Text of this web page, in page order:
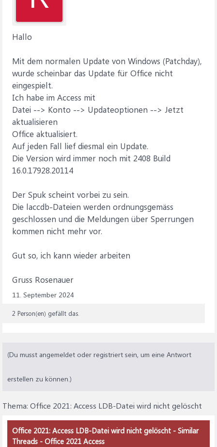
Hallo
Mit dem normalen Update von Windows (Patchday),
wurde scheinbar das Update für Office nicht
eingespielt.
Ich habe im Access mit
Datei --> Konto --> Updateoptionen --> Jetzt
aktualisieren
Office aktualisiert.
Auf jeden Fall lief diesmal ein Update.
Die Version wird immer noch mit 2408 Build
16.0.17928.20114
Der Spuk scheint vorbei zu sein.
Die laccdb-Dateien werden ordnungsgemäss
geschlossen und die Meldungen über Sperrungen
kommen nicht mehr vor.
Gut so, ich kann wieder arbeiten
Gruss Rosenauer
11. September 2024
2 Person(en) gefällt das.
(Du musst angemeldet oder registriert sein, um eine Antwort
erstellen zu können.)
Thema: Office 2021: Access LDB-Datei wird nicht gelöscht
Office 2021: Access LDB-Datei wird nicht gelöscht - Similar
Threads - Office 2021 Access